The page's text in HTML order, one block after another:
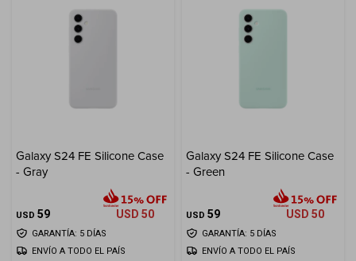
Galaxy S24 FE Silicone Case
- Gray
USD 59 USD 50
GARANTÍA: 5 DÍAS
ENVÍO A TODO EL PAÍS
Galaxy S24 FE Silicone Case
- Green
USD 59 USD 50
GARANTÍA: 5 DÍAS
ENVÍO A TODO EL PAÍS